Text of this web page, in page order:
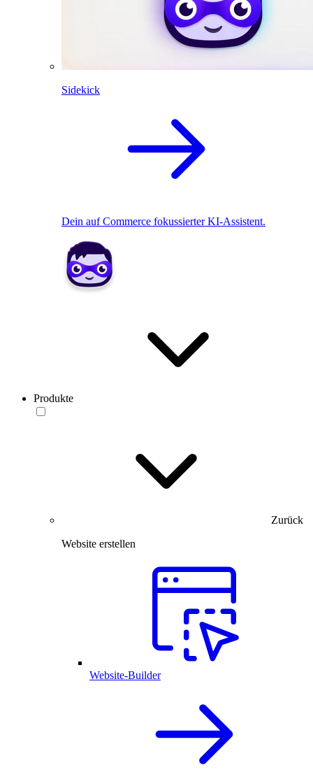
Sidekick
Dein auf Commerce fokussierter KI-Assistent.
Produkte
Zurück
Website erstellen
Website-Builder